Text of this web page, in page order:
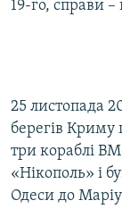
19-го, справи
25 листопада
берегів Криму
три кораблі
«Нікополь» і
Одеси до